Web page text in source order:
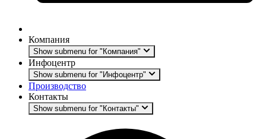
Компания
Show submenu for "Компания"
Инфоцентр
Show submenu for "Инфоцентр"
Производство
Контакты
Show submenu for "Контакты"